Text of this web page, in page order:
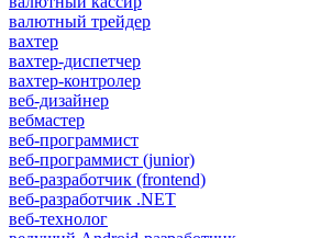
валютный трейдер
вахтер
вахтер-диспетчер
вахтер-контролер
веб-дизайнер
вебмастер
веб-программист
веб-программист (junior)
веб-разработчик (frontend)
веб-разработчик .NET
веб-технолог